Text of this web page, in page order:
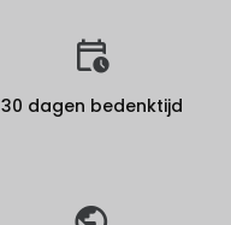
30 dagen bedenktijd